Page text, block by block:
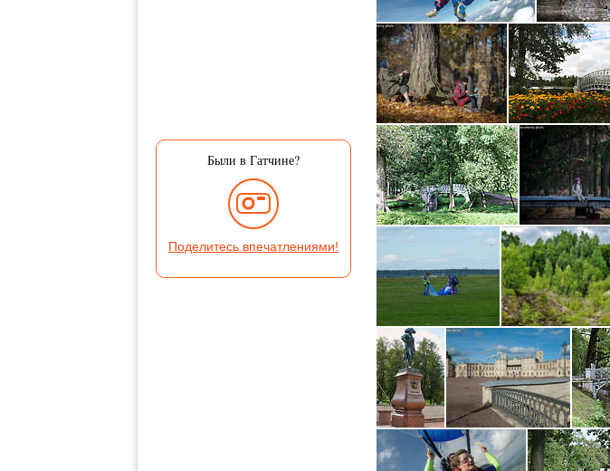
Были в Гатчине?
Поделитесь впечатлениями!